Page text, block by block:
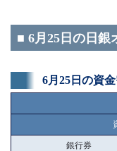
■ 6月25日の日銀
6月25日の資
銀行券